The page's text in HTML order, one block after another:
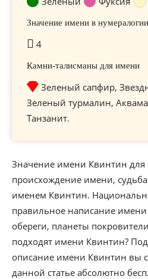
Значение имени в нумералогии
4
Камни-талисманы для имени
Зеленый сапфир,
Зеленый турмалин,
Танзанит.
Значение имени Квинтин для
происхождение имени, судьба
именем Квинтин.
правильное написание
обереги, планеты
подходят имени Квинтин?
описание имени Квинтин вы
данной статье абсолютно